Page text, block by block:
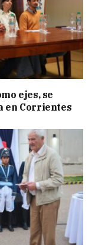
ejes, se
en Corrientes